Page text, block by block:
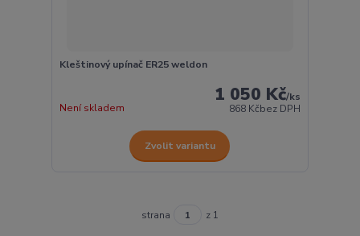
Kleštinový upínač ER25 weldon
1 050 Kč/ks
868 Kčbez DPH
Není skladem
Zvolit variantu
strana z 1